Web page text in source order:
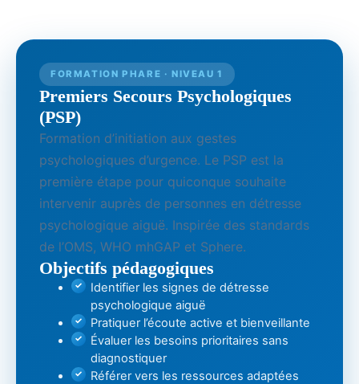
FORMATION PHARE · NIVEAU 1
Premiers Secours Psychologiques
(PSP)
Formation d’initiation aux gestes
psychologiques d’urgence. Le PSP est la
première étape pour quiconque souhaite
intervenir auprès de personnes en détresse
psychologique aiguë. Inspirée des standards
de l’OMS, WHO mhGAP et Sphere.
Objectifs pédagogiques
Identifier les signes de détresse
psychologique aiguë
Pratiquer l’écoute active et bienveillante
Évaluer les besoins prioritaires sans
diagnostiquer
Référer vers les ressources adaptées